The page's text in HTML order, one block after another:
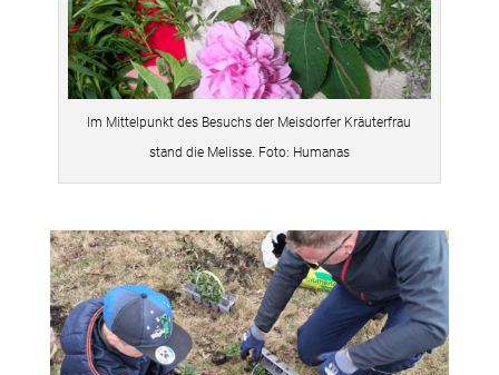
Im Mittelpunkt des Besuchs der Meisdorfer Kräuterfrau
stand die Melisse. Foto: Humanas